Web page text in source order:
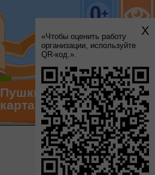
«Чтобы оценить работу
организации, используйте
QR-код.».
X
Пушкинская
карта